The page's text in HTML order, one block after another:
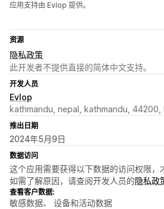
应用支持由 Evlop 提供。
资源
隐私政策
此开发者不提供直接的简体中文支持。
开发人员
Evlop
kathmandu, nepal, kathmandu, 44200,
推出日期
2024年5月9日
数据访问
这个应用需要获得以下数据的访问权限，
如需了解原因，请查阅开发人员的隐私政
查看客户数据:
敏感数据、 设备和活动数据